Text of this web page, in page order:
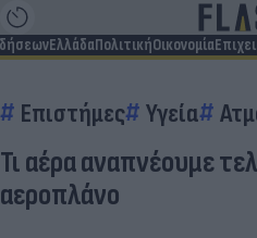
ΕλλάδαΠολιτικήΟικονομία
Επιστήμες Υγεία
Τι αέρα αναπνέουμε
αεροπλάνο